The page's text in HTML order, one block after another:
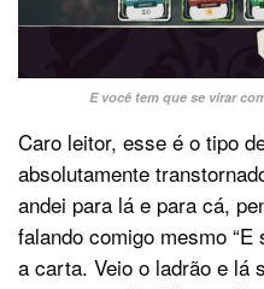
E você tem que se virar
Caro leitor, esse é o tipo
absolutamente
andei para lá e para cá,
falando comigo mesmo
a carta. Veio o ladrão e lá